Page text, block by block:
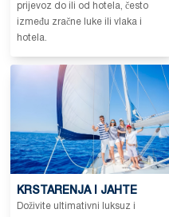
prijevoz do ili od hotela, često
između zračne luke ili vlaka i
hotela.
KRSTARENJA I JAHTE
Doživite ultimativni luksuz i